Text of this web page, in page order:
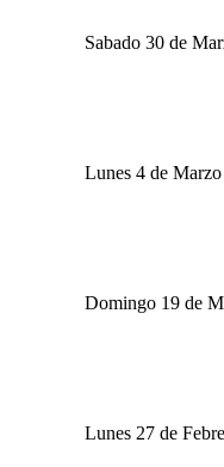
Sabado 30 de
Lunes 4 de
Domingo 19 de
Lunes 27 de